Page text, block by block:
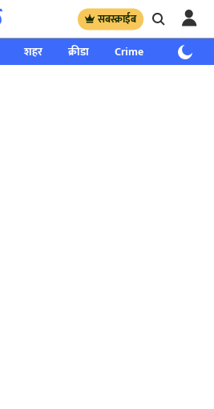
सबस्क्राईब
शहर क्रीडा Crime साप्ताहिक